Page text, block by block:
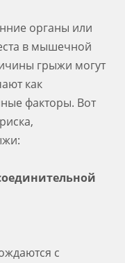
органы или
в мышечной
грыжи могут
как
факторы. Вот
с